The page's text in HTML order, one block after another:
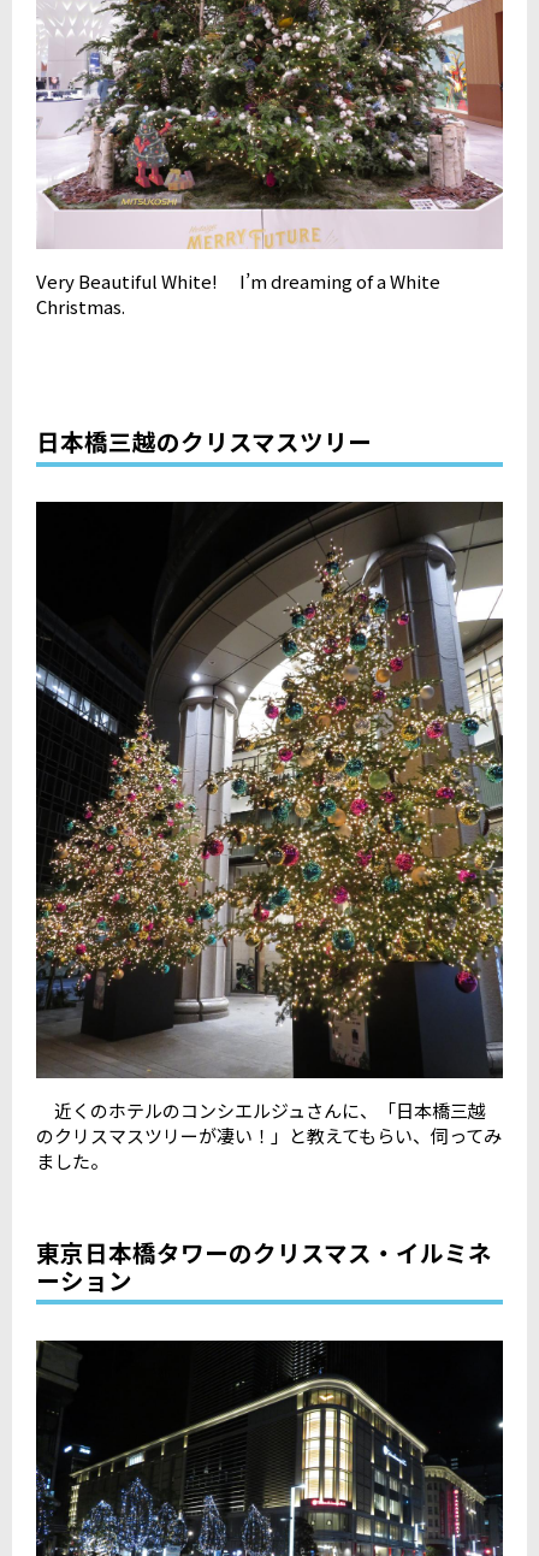
Very Beautiful White! I’m dreaming of a White
Christmas.
日本橋三越のクリスマスツリー
近くのホテルのコンシエルジュさんに、「日本橋三越
のクリスマスツリーが凄い！」と教えてもらい、伺ってみ
ました。
東京日本橋タワーのクリスマス・イルミネ
ーション